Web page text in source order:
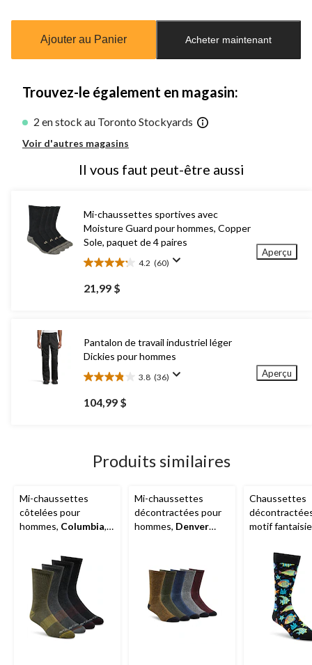
mise
à
Ajouter au Panier Acheter maintenant
Trouvez-le également en magasin:
2 en stock au Toronto Stockyards
Voir d'autres magasins
Il vous faut peut-être aussi
Mi-chaussettes sportives avec
Moisture Guard pour hommes, Copper
Sole, paquet de 4 paires
4.2 (60)
4.2
étoile(s)
sur
21,99 $
Aperçu
Pantalon de travail industriel léger
Dickies pour hommes
3.8 (36)
3.8
étoile(s)
sur
104,99 $
Aperçu
Produits similaires
Mi-chaussettes
côtelées pour
hommes, Columbia,
Mi-chaussettes
décontractées pour
hommes, Denver
Chaussettes
motif fantaisie
hommes,
Hayes